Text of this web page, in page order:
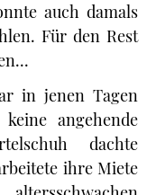
auch damals
Für den Rest
in jenen Tagen
angehende
dachte
ihre Miete